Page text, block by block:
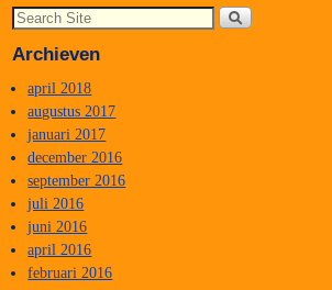
Archieven
april 2018
augustus 2017
januari 2017
december 2016
september 2016
juli 2016
juni 2016
april 2016
februari 2016